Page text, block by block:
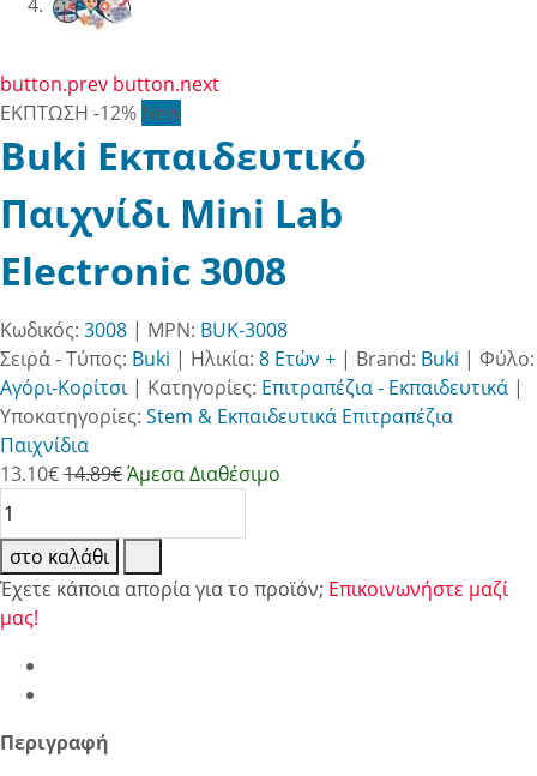
button.prev button.next
ΕΚΠΤΩΣΗ -12% New
Buki Εκπαιδευτικό
Παιχνίδι Mini Lab
Electronic 3008
Κωδικός: 3008 | MPN: BUK-3008
Σειρά - Τύπος: Buki | Ηλικία: 8 Ετών + | Brand: Buki | Φύλο:
Αγόρι-Κορίτσι| Κατηγορίες: Επιτραπέζια - Εκπαιδευτικά |
Υποκατηγορίες: Stem & Εκπαιδευτικά Επιτραπέζια
Παιχνίδια
13.10€14.89€Άμεσα Διαθέσιμο
στο καλάθι
Έχετε κάποια απορία για το προϊόν; Επικοινωνήστε μαζί
μας!
Περιγραφή